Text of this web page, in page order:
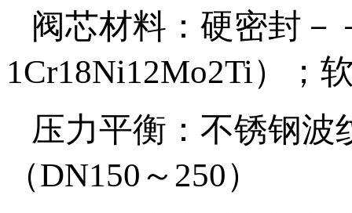
阀芯材料：硬密封－
1Cr18Ni12Mo2Ti）；
压力平衡：不锈钢波
（DN150～250）